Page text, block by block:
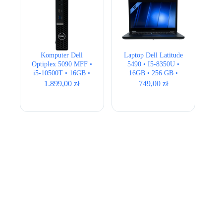
Komputer Dell
Optiplex 5090 MFF •
i5-10500T • 16GB •
256GB • UHD 630
1.899,00zł
Laptop Dell Latitude
5490 • I5-8350U •
16GB • 256 GB •
Intel 620 HD • 14.1″
749,00 zł